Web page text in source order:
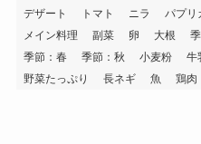
デザート
トマト ニラ パプリ
メイン料理
副菜 卵 大根
季節：春
季節：秋 小麦粉 牛
野菜たっぷり
長ネギ 魚 鶏肉